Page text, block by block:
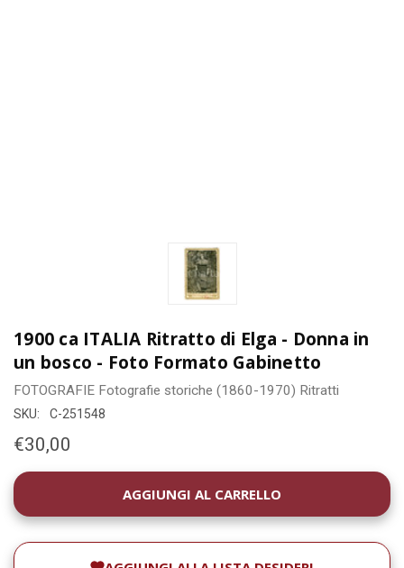
1900 ca ITALIA Ritratto di Elga - Donna in
un bosco - Foto Formato Gabinetto
FOTOGRAFIE Fotografie storiche (1860-1970) Ritratti
SKU: C-251548
€30,00
DISPONIBILITÀ
ATTUALE: